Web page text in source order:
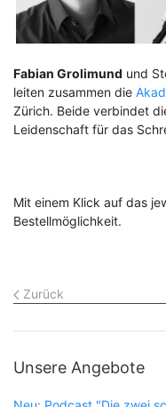
Fabian Grolimund und
leiten zusammen die
Zürich. Beide verbindet
Leidenschaft für das
Mit einem Klick auf das
Bestellmöglichkeit.
Zurück
Unsere Angebote